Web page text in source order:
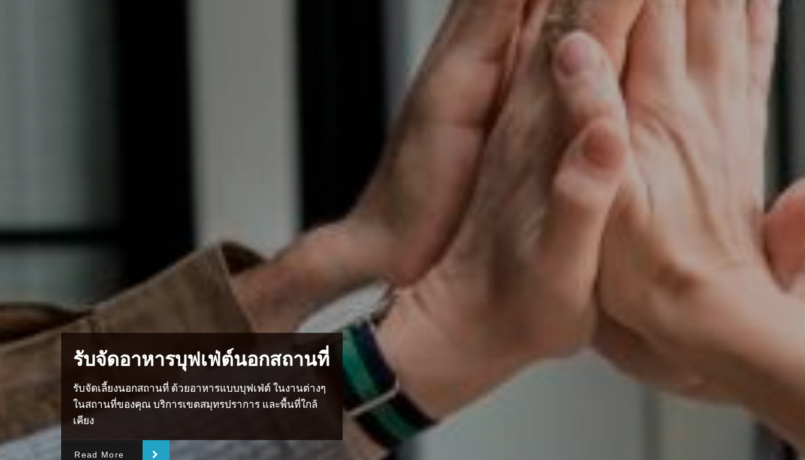
รับจัดอาหารบุฟเฟ่ต์นอกสถานที่
รับจัดเลี้ยงนอกสถานที่ ด้วยอาหารแบบบุฟเฟ่ต์ ในงานต่างๆ
ในสถานที่ของคุณ บริการเขตสมุทรปราการ และพื้นที่ใกล้
เคียง
Read More